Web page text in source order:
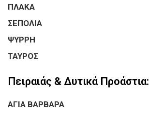
ΠΛΑΚΑ
ΣΕΠΟΛΙΑ
ΨΥΡΡΗ
ΤΑΥΡΟΣ
Πειραιάς & Δυτικά Προάστια:
ΑΓΙΑ ΒΑΡΒΑΡΑ